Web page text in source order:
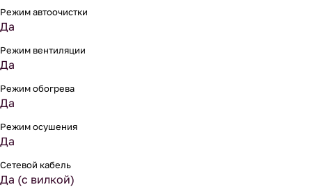
Режим автоочистки
Да
Режим вентиляции
Да
Режим обогрева
Да
Режим осушения
Да
Сетевой кабель
Да (с вилкой)